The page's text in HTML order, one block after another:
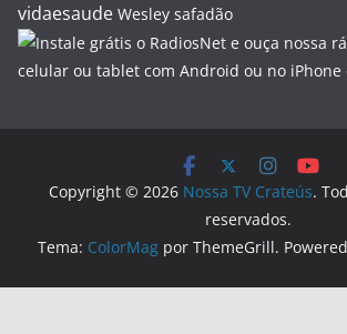
vidaesaude Wesley safadão
Copyright © 2026 Nossa TV Crateús.
reservados.
Tema: ColorMag por ThemeGrill.